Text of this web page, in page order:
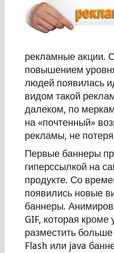
рекламные акции.
повышением
людей появилась
видом такой
далеком, по
на «почтенный»
рекламы, не
Первые баннеры
гиперссылкой на
продукте. Со
появились новые
баннеры.
GIF, которая
разместить
Flash или java